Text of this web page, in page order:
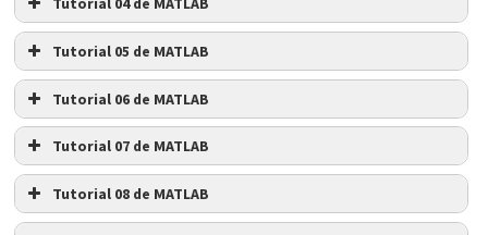
Tutorial 05 de MATLAB
Tutorial 06 de MATLAB
Tutorial 07 de MATLAB
Tutorial 08 de MATLAB